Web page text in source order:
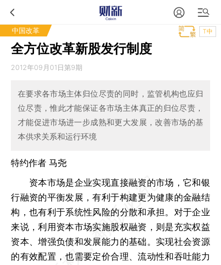
中国改革 T中
全方位改革新股发行制度
2012年09月01日第9期
在要求各市场主体归位尽责的同时，监管机构也应归
位尽责，惟此才能保证各市场主体真正的归位尽责，
才能促进市场进一步成熟和更大发展，改善市场的基
本供求关系和运行环境
特约作者 马尧
资本市场是企业实现直接融资的市场，它和银
行融资的平衡发展，有利于构建更为健康的金融结
构，也有利于系统性风险的分散和承担。对于企业
来说，利用资本市场实施股权融资，则是充实权益
资本、增强负债和发展能力的基础。实现社会资源
的有效配置，也需要定价合理、流动性和吞吐能力